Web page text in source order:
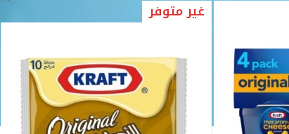
غير متوفر